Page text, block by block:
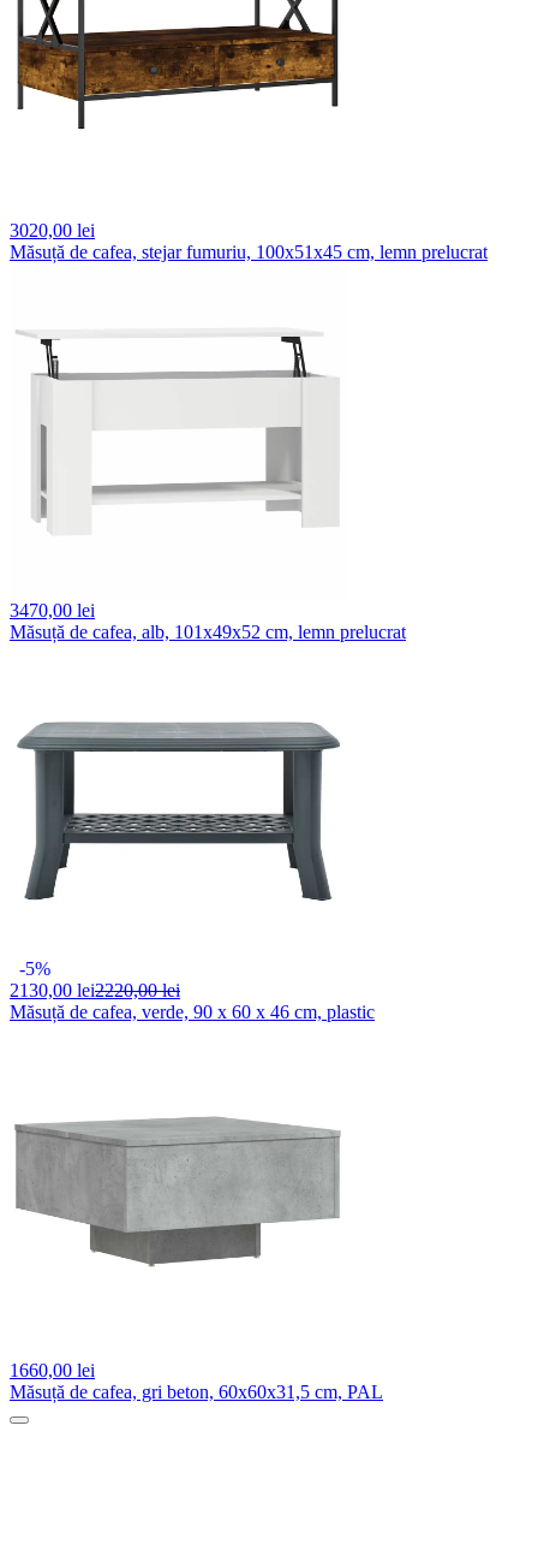
3020,00 lei
Măsuță de cafea, stejar fumuriu, 100x51x45 cm, lemn prelucrat
3470,00 lei
Măsuță de cafea, alb, 101x49x52 cm, lemn prelucrat
-5%
2130,00 lei2220,00 lei
Măsuță de cafea, verde, 90 x 60 x 46 cm, plastic
1660,00 lei
Măsuță de cafea, gri beton, 60x60x31,5 cm, PAL